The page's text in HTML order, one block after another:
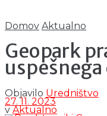
Domov Aktualno
Geopark
Objavilo Uredništvo
27. 11. 2023
v Aktualno